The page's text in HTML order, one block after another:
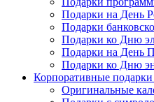
Подарки на День
Подарки
Подарки ко Дню
Подарки на День
Подарки ко Дню
Корпоративные
Оригинальные